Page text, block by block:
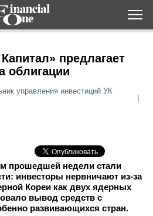
предлагает
облигации
управления инвестиций УК
прошедшей недели стали
инвесторы нервничают из-за
Кореи как двух ядерных
вывод средств с
развивающихся стран.